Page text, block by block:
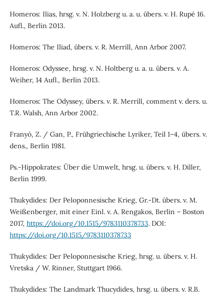
Homeros: Ilias, hrsg. v. N. Holzberg u. a. u. übers. v. H. Rupé 16.
Aufl., Berlin 2013.
Homeros: The Iliad, übers. v. R. Merrill, Ann Arbor 2007.
Homeros: Odyssee, hrsg. v. N. Holtberg u. a. u. übers. v. A.
Weiher, 14 Aufl., Berlin 2013.
Homeros: The Odyssey, übers. v. R. Merrill, comment v. ders. u.
T.R. Walsh, Ann Arbor 2002.
Franyó, Z. / Gan, P., Frühgriechische Lyriker, Teil 1–4, übers. v.
dens., Berlin 1981.
Ps.-Hippokrates: Über die Umwelt, hrsg. u. übers. v. H. Diller,
Berlin 1999.
Thukydides: Der Peloponnesische Krieg, Gr.-Dt. übers. v. M.
Weißenberger, mit einer Einl. v. A. Rengakos, Berlin – Boston
2017, https://doi.org/10.1515/9783110378733. DOI:
https://doi.org/10.1515/9783110378733
Thukydides: Der Peloponnesische Krieg, hrsg. u. übers. v. H.
Vretska / W. Rinner, Stuttgart 1966.
Thukydides: The Landmark Thucydides, hrsg. u. übers. v. R.B.